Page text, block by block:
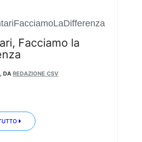
Facciamo la
, DA REDAZIONE CSV